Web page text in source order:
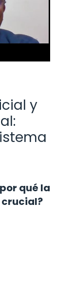
y
qué la